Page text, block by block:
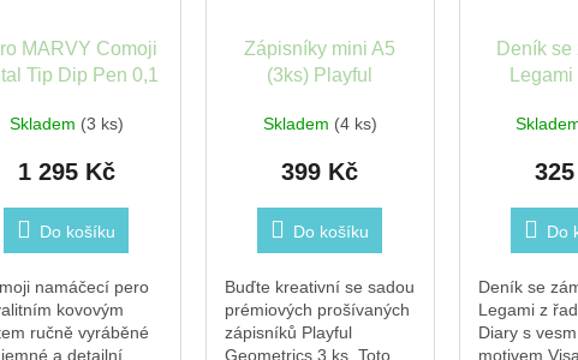
MARVY Comoji
Tip Dip Pen 0,1
Skladem (3 ks)
1 295 Kč
Do košíku
namáčecí pero
kovovým
ručně vyráběné
a detailní
Zápisníky mini A5
(3ks) Playful
Skladem (4 ks)
399 Kč
Do košíku
Buďte kreativní se sadou
prémiových prošívaných
zápisníků Playful
Geometrics 3 ks. Toto
Deník se
Do
Deník se
Legami z
Diary s